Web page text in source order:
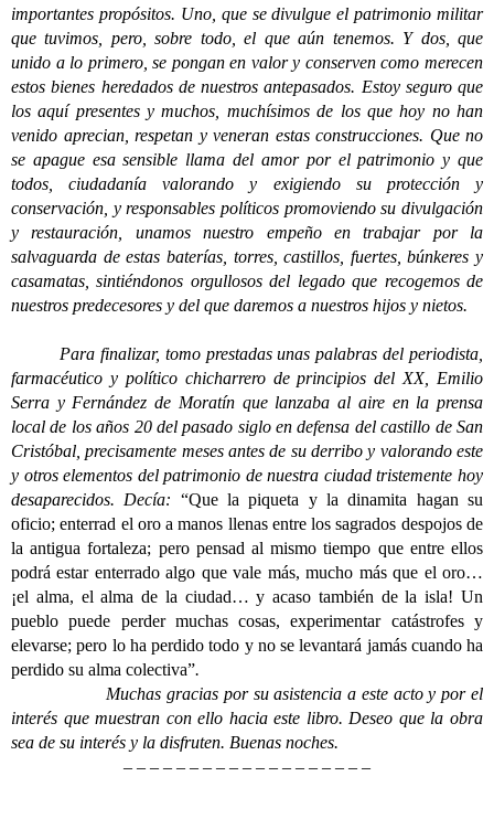
importantes propósitos. Uno, que se divulgue el patrimonio militar
que tuvimos, pero, sobre todo, el que aún tenemos. Y dos, que
unido a lo primero, se pongan en valor y conserven como merecen
estos bienes heredados de nuestros antepasados. Estoy seguro que
los aquí presentes y muchos, muchísimos de los que hoy no han
venido aprecian, respetan y veneran estas construcciones. Que no
se apague esa sensible llama del amor por el patrimonio y que
todos, ciudadanía valorando y exigiendo su protección y
conservación, y responsables políticos promoviendo su divulgación
y restauración, unamos nuestro empeño en trabajar por la
salvaguarda de estas baterías, torres, castillos, fuertes, búnkeres y
casamatas, sintiéndonos orgullosos del legado que recogemos de
nuestros predecesores y del que daremos a nuestros hijos y nietos.
Para finalizar, tomo prestadas unas palabras del periodista,
farmacéutico y político chicharrero de principios del XX, Emilio
Serra y Fernández de Moratín que lanzaba al aire en la prensa
local de los años 20 del pasado siglo en defensa del castillo de San
Cristóbal, precisamente meses antes de su derribo y valorando este
y otros elementos del patrimonio de nuestra ciudad tristemente hoy
desaparecidos. Decía: “Que la piqueta y la dinamita hagan su
oficio; enterrad el oro a manos llenas entre los sagrados despojos de
la antigua fortaleza; pero pensad al mismo tiempo que entre ellos
podrá estar enterrado algo que vale más, mucho más que el oro…
¡el alma, el alma de la ciudad… y acaso también de la isla! Un
pueblo puede perder muchas cosas, experimentar catástrofes y
elevarse; pero lo ha perdido todo y no se levantará jamás cuando ha
perdido su alma colectiva”.
Muchas gracias por su asistencia a este acto y por el
interés que muestran con ello hacia este libro. Deseo que la obra
sea de su interés y la disfruten. Buenas noches.
– – – – – – – – – – – – – – – – – – –